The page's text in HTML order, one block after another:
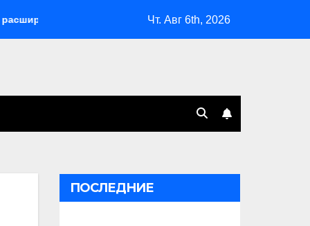
депортаций и сделал героем Ковальчука-
Чт. Авг 6th, 2026
ПОСЛЕДНИЕ